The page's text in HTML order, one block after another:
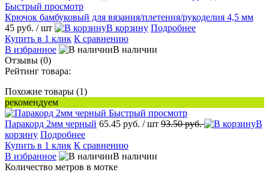
Быстрый просмотр
Крючок бамбуковый для вязания/плетения/рукоделия 4,5 мм
45 руб. / шт В корзину Подробнее
Купить в 1 клик К сравнению
В избранное
В наличии
Отзывы (0)
Рейтинг товара:
Похожие товары (1)
рекомендуем
Быстрый просмотр
Паракорд 2мм черный 65.45 руб. / шт 93.50 руб.
В
корзину Подробнее
Купить в 1 клик К сравнению
В избранное
В наличии
Количество метров в мотке